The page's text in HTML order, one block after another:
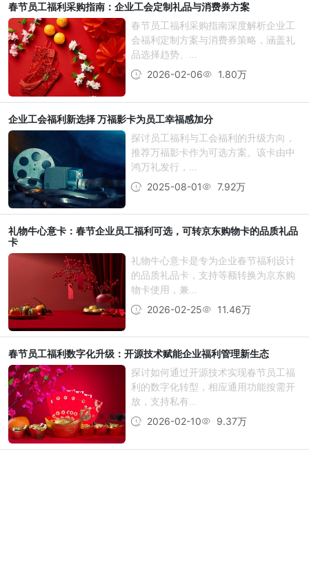
春节员工福利采购指南：企业工会定制礼品与消费券方案
春节员工福利采购指南深度解析企业工
会福利定制方案与消费券策略，涵盖礼
品选择趋势、...
2026-02-06
1.80万
企业工会福利新选择 万福影卡为员工幸福感加分
探讨员工福利与工会福利的升级方向，
推荐万福影卡作为可选方案。该卡由中
鸿万礼发行，...
2025-08-01
7.92万
礼物牛心意卡：春节企业员工福利可选，可转京东购物卡的品质礼品
卡
礼物牛心意卡是专为企业春节福利设计
的品质礼品卡，支持等额转换为京东购
物卡使用，兼...
2026-02-25
11.46万
春节员工福利数字化升级：开源技术赋能企业福利管理新生态
探讨如何通过开源技术实现春节员工福
利的数字化转型，相应通用功能按需开
放，支持私有...
2026-02-10
9.37万